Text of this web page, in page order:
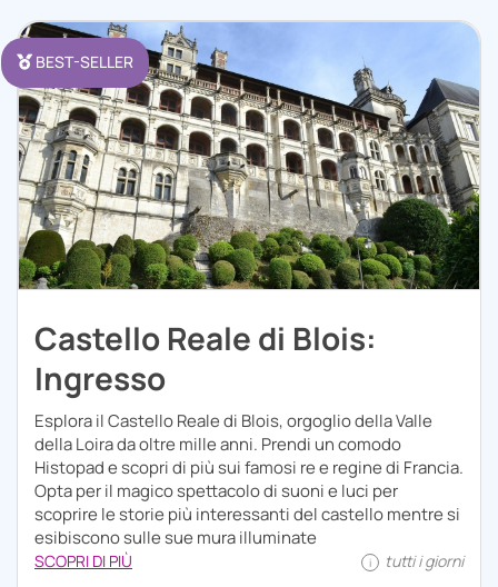
BEST-SELLER
Castello Reale di Blois:
Ingresso
Esplora il Castello Reale di Blois, orgoglio della Valle
della Loira da oltre mille anni. Prendi un comodo
Histopad e scopri di più sui famosi re e regine di Francia.
Opta per il magico spettacolo di suoni e luci per
scoprire le storie più interessanti del castello mentre si
esibiscono sulle sue mura illuminate
SCOPRI DI PIÙ i tutti i giorni